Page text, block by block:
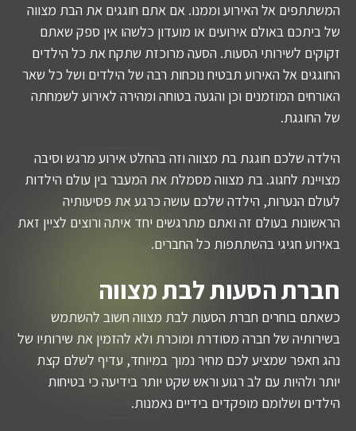
המשתתפים אל האירוע וממנו. אם אתם חוגגים את הבת מצווה
של ביתכם באולם אירועים או מועדון כלשהו אין ספק שאתם
זקוקים לשירותי הסעות. הסעה מרוכזת שתקח את כל הילדים
החוגגים אל האירוע תבטיח נוכחות רבה של הילדים ושל כל שאר
האורחים המוזמנים וכן והגעה בטוחה ומהירה לאירוע לשמחתה
של החוגגת.
הילדה שלכם חוגגת בת מצווה וזה בהחלט אירוע מרגש וסיבה
מצויינת לחגוג. בת מצווה מסמלת את המעבר בין עולם הילדות
לעולם הנערות, הילדה שלכם עושה כרגע את פסיעותיה
הראשונות בעולם זה ואתם מתרגשים יחד איתה ורוצים לציין זאת
באירוע חגיגי בהשתתפות כל החברים.
חברת הסעות לבת מצווה
כשאתם בוחרים חברת הסעות לבת מצווה חשוב להשתמש
בשירותיה של חברה מסודרת ומוכרת ולא להזמין את שירותיו של
נהג חאפר שמציע לכם מחיר נמוך במיוחד, עדיף לשלם קצת
יותר ולהיות עם לב רגוע וראש שקט יותר בידיעה כי בטיחות
הילדים ושלומם מופקדים בידיים נאמנות.